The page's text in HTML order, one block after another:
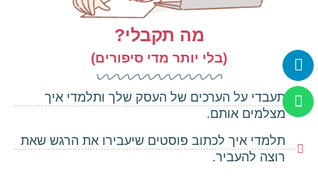
מה תקבלי?
(בלי יותר מדי סיפורים)
תעבדי על הערכים של העסק שלך ותלמדי איך
מצלמים אותם.
תלמדי איך לכתוב פוסטים שיעבירו את הרגש שאת
רוצה להעביר.